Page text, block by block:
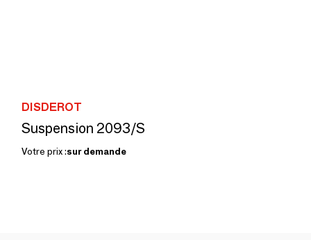
DISDEROT
Suspension 2093/S
Votre prix :sur demande